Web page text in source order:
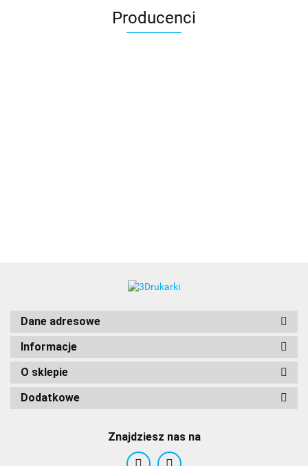
Producenci
Dane adresowe
Informacje
O sklepie
Dodatkowe
Znajdziesz nas na